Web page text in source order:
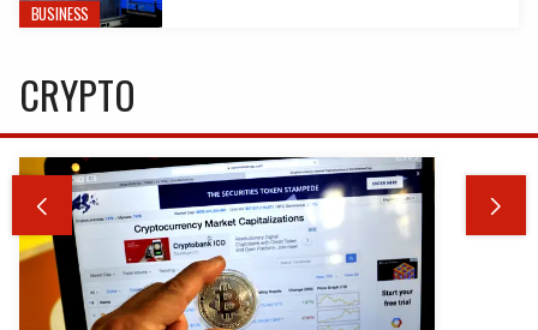
BUSINESS
CRYPTO
 